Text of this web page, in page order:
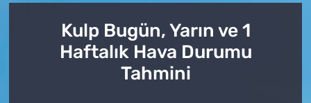
Kulp Bugün, Yarın ve 1
Haftalık Hava Durumu
Tahmini